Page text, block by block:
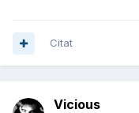
Citat
Vicious